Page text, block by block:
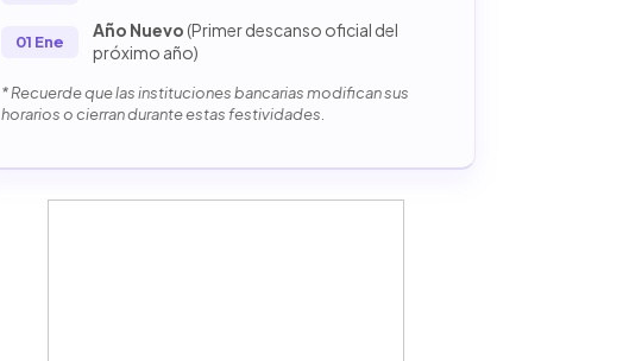
01 Ene
Año Nuevo(Primer descanso oficial del
próximo año)
* Recuerde que las instituciones bancarias modifican sus
horarios o cierran durante estas festividades.